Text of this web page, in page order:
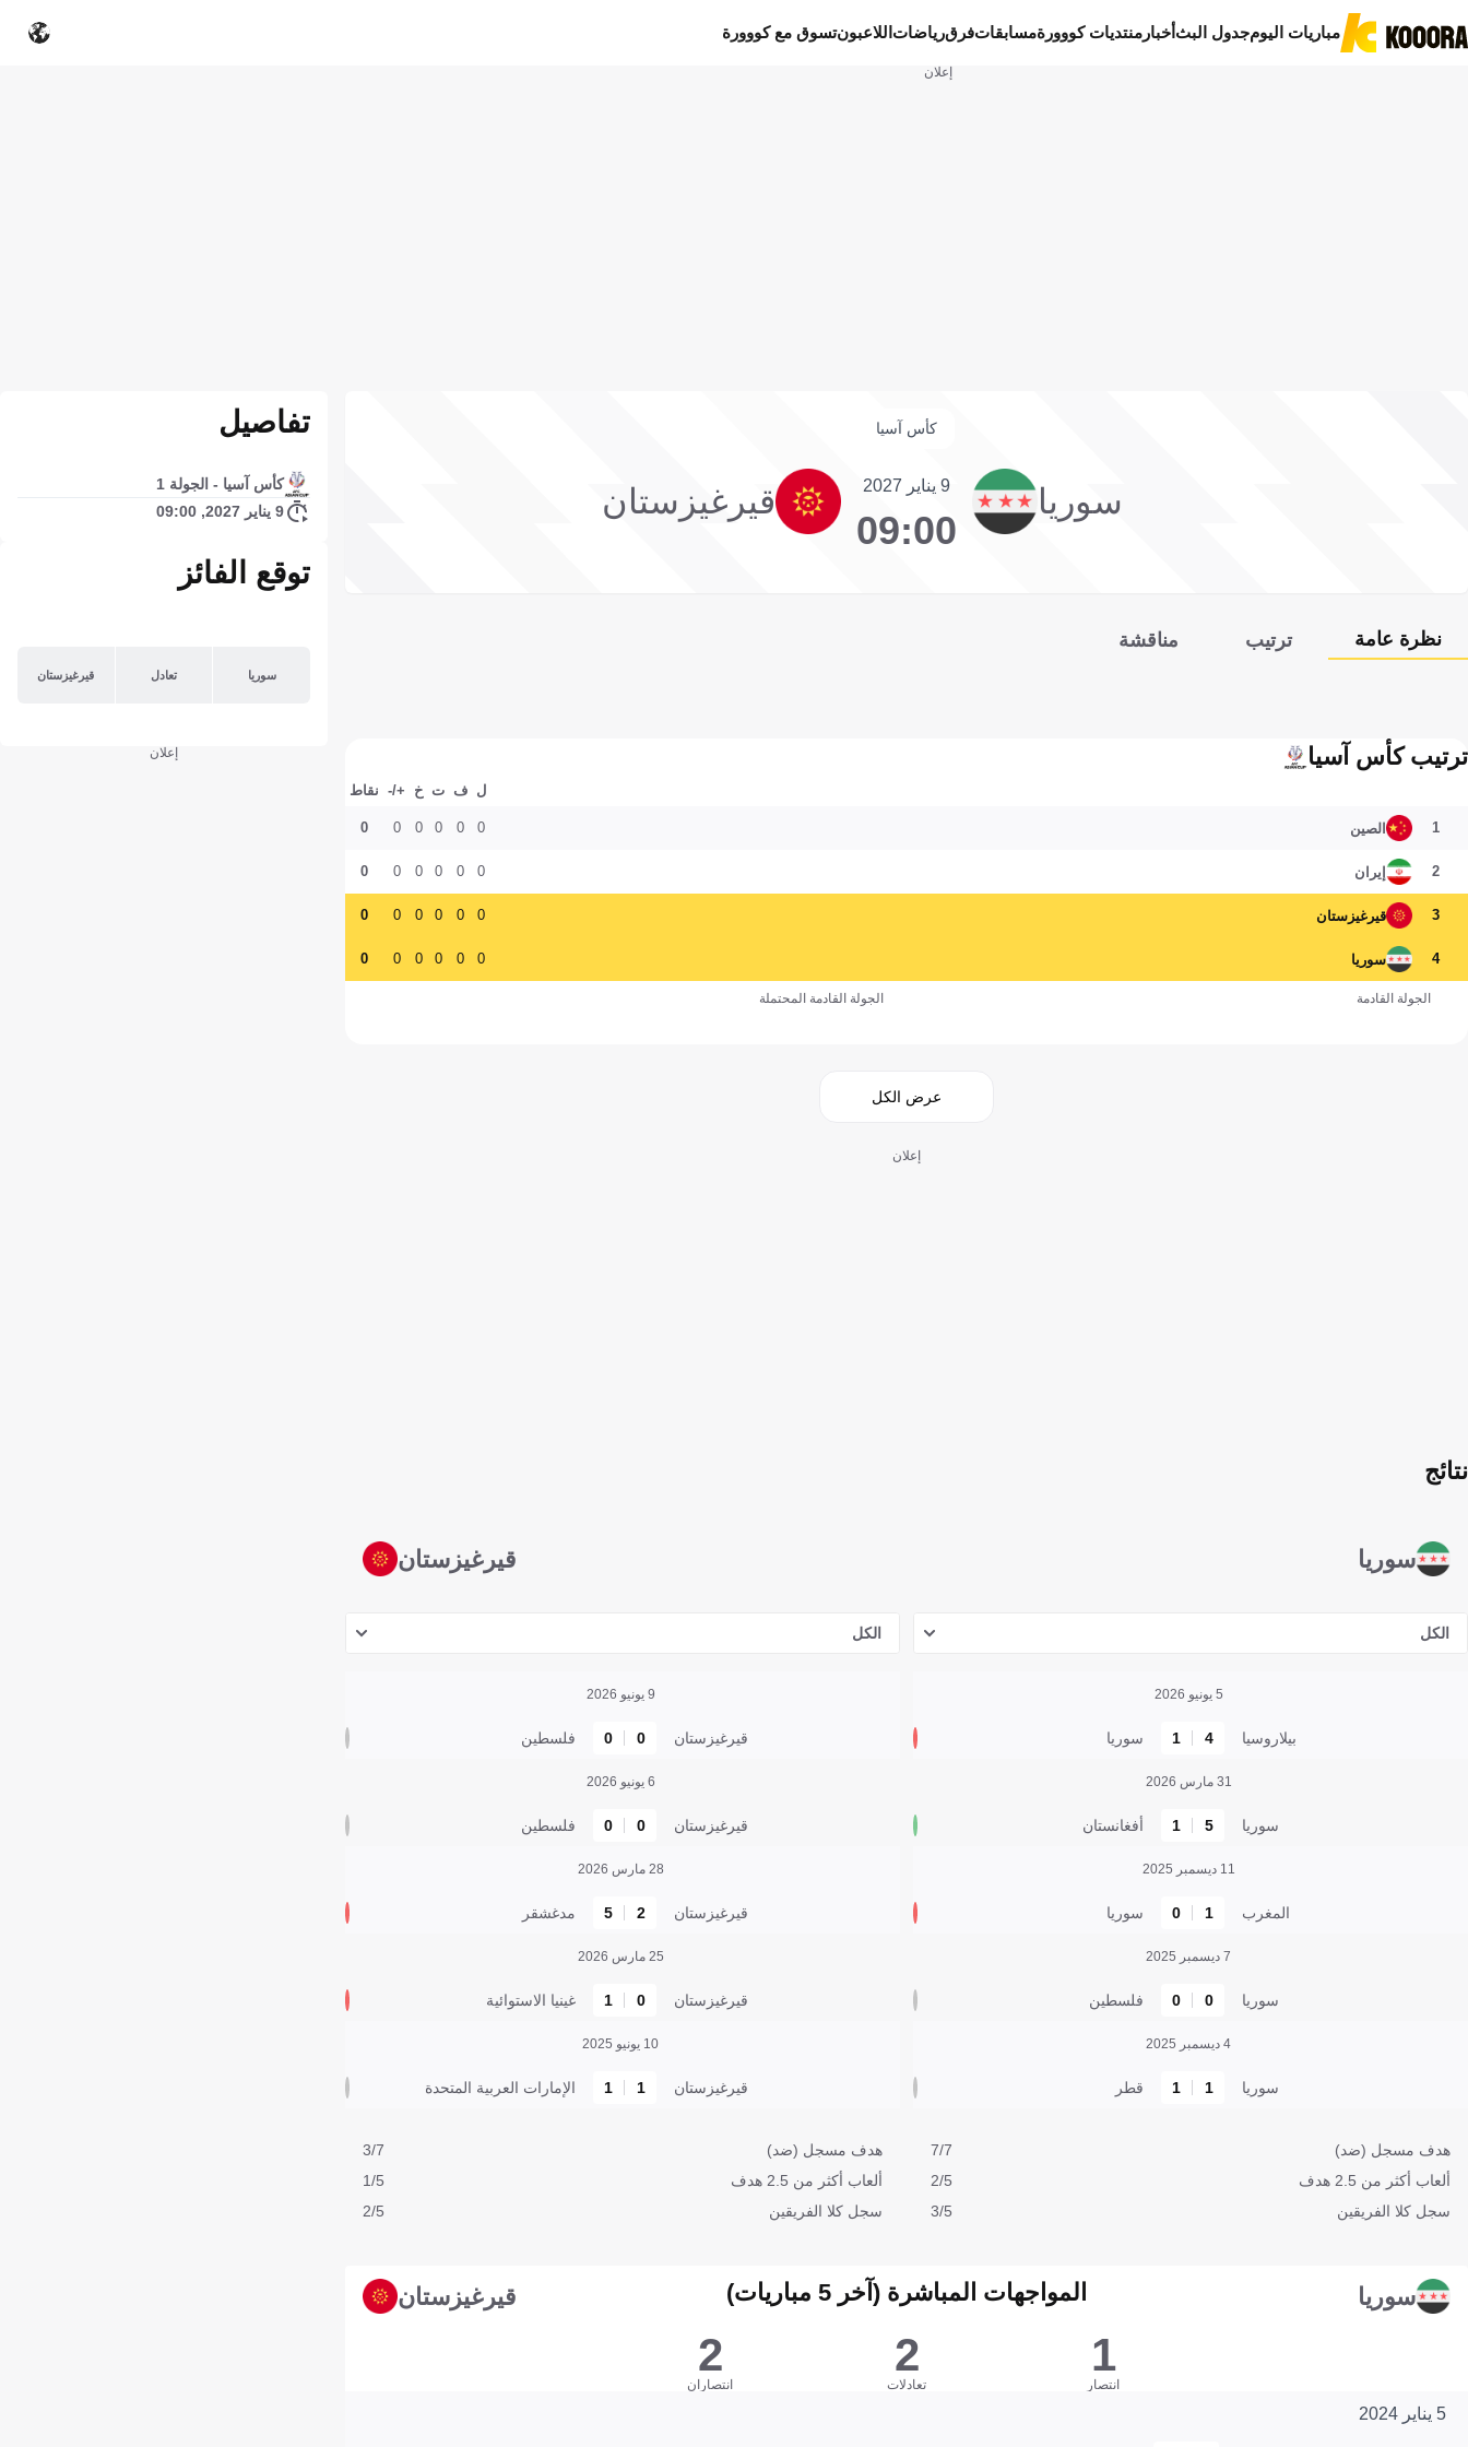
مباريات اليومجدول البثأخبار منتديات كووورةمسابقاتفرقرياضات اللاعبونتسوق مع كووورة
إعلان
كأس آسيا
سوريا 9 يناير 2027
09:00
قيرغيزستان
نظرة عامة ترتيب مناقشة
ترتيب كأس آسيا
ل ف ت خ +/- نقاط
1 الصين 0
0
0
0
0
0
2 إيران 0
0
0
0
0
0
3 قيرغيزستان 0
0
0
0
0
0
4 سوريا 0
0
0
0
0
0
الجولة القادمة الجولة القادمة المحتملة
عرض الكل
إعلان
سوريا
نتائج
قيرغيزستان
الكل
5 يونيو 2026
بيلاروسيا 4
1 سوريا
31 مارس 2026
سوريا 5
1 أفغانستان
11 ديسمبر 2025
المغرب 1
0 سوريا
7 ديسمبر 2025
سوريا 0
0 فلسطين
4 ديسمبر 2025
سوريا 1
1 قطر
هدف مسجل (ضد)
7/7
ألعاب أكثر من 2.5 هدف
2/5
سجل كلا الفريقين
3/5
الكل
9 يونيو 2026
قيرغيزستان 0
0 فلسطين
6 يونيو 2026
قيرغيزستان 0
0 فلسطين
28 مارس 2026
قيرغيزستان 2
5 مدغشقر
25 مارس 2026
قيرغيزستان 0
1 غينيا الاستوائية
10 يونيو 2025
قيرغيزستان 1
1 الإمارات العربية المتحدة
هدف مسجل (ضد)
3/7
ألعاب أكثر من 2.5 هدف
1/5
سجل كلا الفريقين
2/5
سوريا المواجهات المباشرة (آخر 5 مباريات) قيرغيزستان
1
انتصار
2
تعادلات
2
انتصاران
5 يناير 2024
تفاصيل
كأس آسيا - الجولة 1
9 يناير 2027, 09:00
توقع الفائز
سوريا تعادل قيرغيزستان
إعلان